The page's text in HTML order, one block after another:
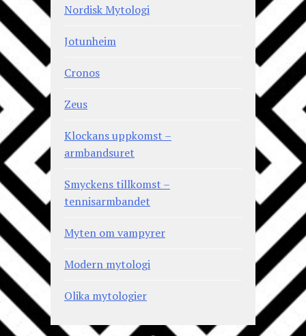
Nordisk Mytologi
Jotunheim
Cronos
Zeus
Klockans uppkomst –
armbandsuret
Smyckens tillkomst –
tennisarmbandet
Myten om vampyrer
Modern mytologi
Olika mytologier